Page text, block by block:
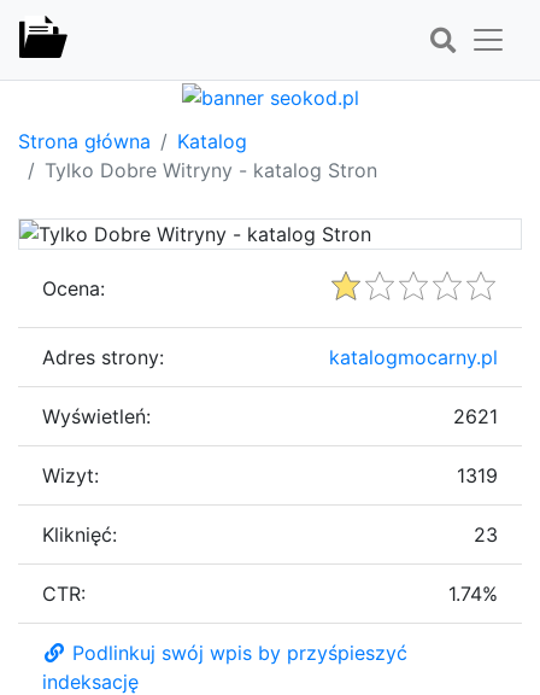
Strona główna
Katalog
Tylko Dobre Witryny - katalog Stron
Ocena:
Adres strony: katalogmocarny.pl
Wyświetleń: 2621
Wizyt: 1319
Kliknięć: 23
CTR: 1.74%
Podlinkuj swój wpis by przyśpieszyć
indeksację